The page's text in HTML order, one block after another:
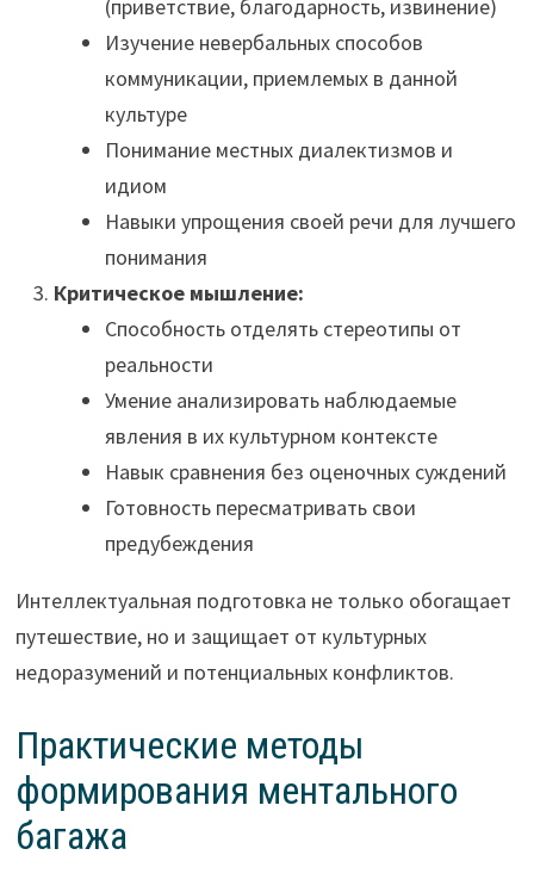
(приветствие, благодарность, извинение)
Изучение невербальных способов
коммуникации, приемлемых в данной
культуре
Понимание местных диалектизмов и
идиом
Навыки упрощения своей речи для лучшего
понимания
Критическое мышление:
Способность отделять стереотипы от
реальности
Умение анализировать наблюдаемые
явления в их культурном контексте
Навык сравнения без оценочных суждений
Готовность пересматривать свои
предубеждения
Интеллектуальная подготовка не только обогащает
путешествие, но и защищает от культурных
недоразумений и потенциальных конфликтов.
Практические методы
формирования ментального
багажа